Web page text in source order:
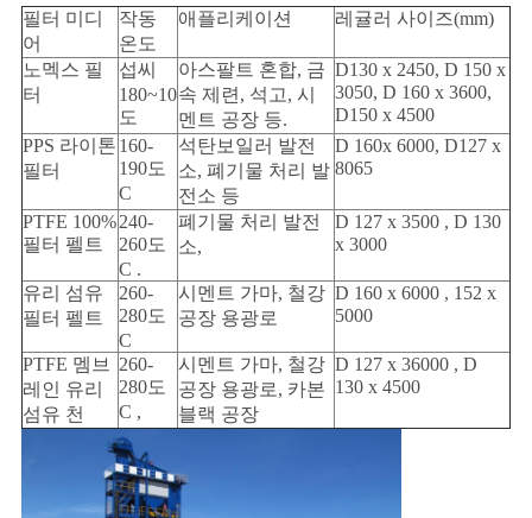
PRIVACY
POLICY
필터 미디
어
작동
온도
애플리케이션 레귤러 사이즈(mm)
노멕스 필
터
섭씨
180~10
도
아스팔트 혼합, 금
속 제련, 석고, 시
멘트 공장 등.
D130 x 2450, D 150 x
3050, D 160 x 3600,
D150 x 4500
PPS 라이톤
필터
160-
190도
C
석탄보일러 발전
소, 폐기물 처리 발
전소 등
D 160x 6000, D127 x
8065
PTFE 100%
필터 펠트
240-
260도
C .
폐기물 처리 발전
소,
D 127 x 3500 , D 130
x 3000
유리 섬유
필터 펠트
260-
280도
C
시멘트 가마, 철강
공장 용광로
D 160 x 6000 , 152 x
5000
PTFE 멤브
레인 유리
섬유 천
260-
280도
C ,
시멘트 가마, 철강
공장 용광로, 카본
블랙 공장
D 127 x 36000 , D
130 x 4500